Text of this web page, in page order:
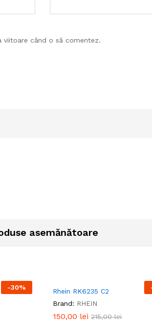
viitoare când o să comentez.
asemănătoare
-30%
Rhein RK6235 C2
Brand: RHEIN
150,00 lei 215,00lei
150,00 lei 215,00lei